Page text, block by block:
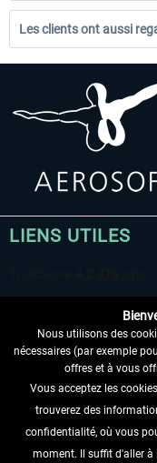
Les clients ont aussi
LIENS UTILES
RENONCER AU
INFORMATIONS
Nous utilisons des
nécessaires (par exemple
offres et à vous
Vous acceptez les
trouverez des
confidentialité, où vous
moment. Il suffit d'aller à